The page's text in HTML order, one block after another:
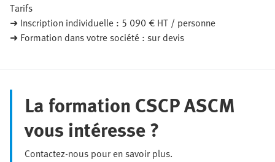
Tarifs
➜ Inscription individuelle : 5 090 € HT / personne
➜ Formation dans votre société : sur devis
La formation CSCP ASCM
vous intéresse ?
Contactez-nous pour en savoir plus.